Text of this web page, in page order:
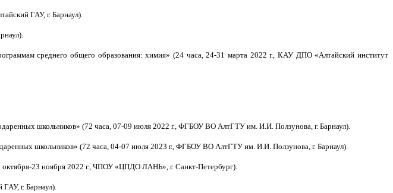
ГАУ, г. Барнаул).
среднего общего образования: химия» (24 часа, 24-31 марта 2022 г., КАУ ДПО «Алтайский институт
школьников» (72 часа, 07-09 июля 2022 г., ФГБОУ ВО АлтГТУ им. И.И. Ползунова, г. Барнаул).
школьников» (72 часа, 04-07 июля 2023 г., ФГБОУ ВО АлтГТУ им. И.И. Ползунова, г. Барнаул).
октября-23 ноября 2022 г., ЧПОУ «ЦПДО ЛАНЬ», г. Санкт-Петербург).
г. Барнаул).